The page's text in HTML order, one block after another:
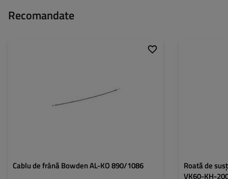
Recomandate
Cablu de frână Bowden AL-KO 890/1086
Roată de
VK60-KH-